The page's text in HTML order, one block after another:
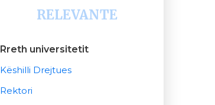
RELEVANTE
Rreth universitetit
Këshilli Drejtues
Rektori